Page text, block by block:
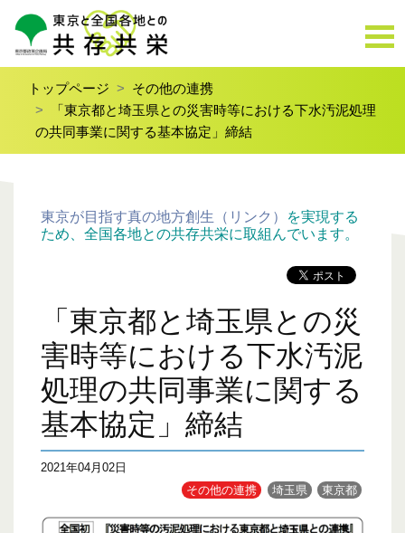
トップページ
その他の連携
「東京都と埼玉県との災害時等における下水汚泥処理
の共同事業に関する基本協定」締結
東京が目指す真の地方創生（リンク）
を実現する
ため、全国各地との共存共栄に取組んでいます。
「東京都と埼玉県との災
害時等における下水汚泥
処理の共同事業に関する
基本協定」締結
2021年04月02日
その他の連携
埼玉県 東京都